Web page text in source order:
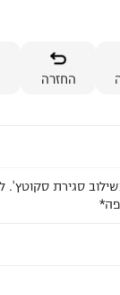
החזרה
סגירת סקוטץ'.
לכם,